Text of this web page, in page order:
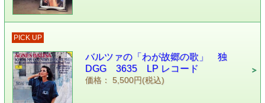
PICK UP
バルツァの「わが故郷の歌」 独
DGG 3635 LP レコード
価格： 5,500円(税込)